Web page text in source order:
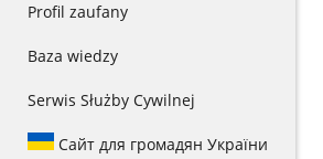
Profil zaufany
Baza wiedzy
Serwis Służby Cywilnej
Сайт для громадян України